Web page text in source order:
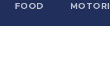
FOOD MOTORI